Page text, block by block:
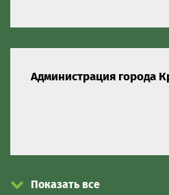
Администрация города
Показать все